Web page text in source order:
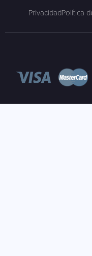
PrivacidadPolítica